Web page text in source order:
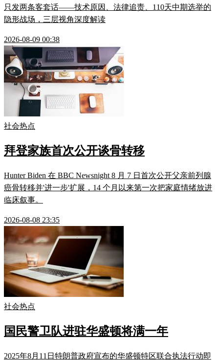
只发两条客套话——技术原因、法律追责、110天中期选举的
隐形战场，三层视角深度解读
2026-08-09 00:38
社会热点
拜登家族首次公开谈骨转移
Hunter Biden 在 BBC Newsnight 8 月 7 日首次公开父亲前列腺
癌骨转移并'进一步'扩展，14 个月以来第一次把家庭情绪放进
临床叙事。
2026-08-08 23:35
社会热点
国民警卫队进驻华盛顿将满一年
2025年8月11日特朗普政府宣布的华盛顿特区联合执法行动即